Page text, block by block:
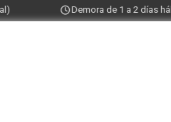
Demora de 1 a 2 días